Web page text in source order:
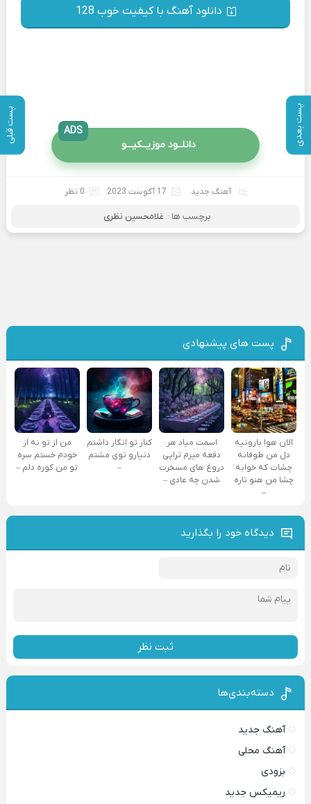
پست بعدی پست قبلی
دانلود آهنگ با کیفیت خوب 128
دانلــود موزیــکیـــو
ADS
آهنگ جدید 17 آگوست 2023 0 نظر
برچسب ها : غلامحسین نظری
پست های پیشنهادی
الان هوا بارونیه
دل من طوفانه
چشات که خوابه
چشا من هنو تاره
–
اسمت میاد هر
دفعه میرم تراپی
دروغ‌ های مسخرت
شدن چه عادی –
کنار تو انگار داشتم
دنیارو توی مشتم
–
من از تو نه از
خودم خستم سره
تو من کوره دلم –
دیدگاه خود را بگذارید
ثبت نظر
دسته‌بندی‌ها
آهنگ جدید
آهنگ محلی
بزودی
ریمیکس جدید